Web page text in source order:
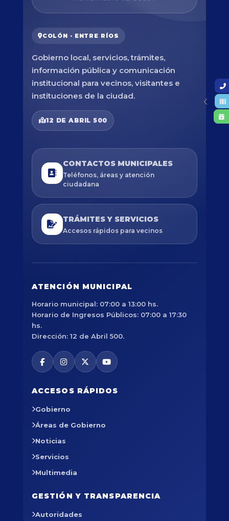
COLÓN · ENTRE RÍOS
Gobierno local, servicios, trámites,
información pública y comunicación
institucional para vecinos, visitantes e
instituciones de la ciudad.
12 DE ABRIL 500
CONTACTOS MUNICIPALES
Teléfonos, áreas y atención
ciudadana
TRÁMITES Y SERVICIOS
Accesos rápidos para vecinos
ATENCIÓN MUNICIPAL
Horario municipal: 07:00 a 13:00 hs.
Horario de Ingresos Públicos: 07:00 a 17:30
hs.
Dirección: 12 de Abril 500.
ACCESOS RÁPIDOS
Gobierno
Áreas de Gobierno
Noticias
Servicios
Multimedia
GESTIÓN Y TRANSPARENCIA
Autoridades